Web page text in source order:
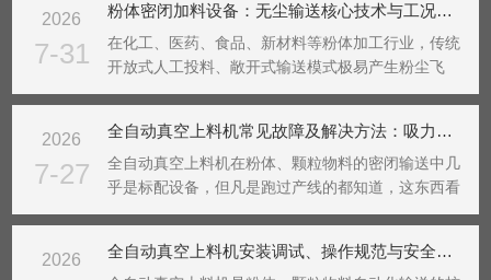
破袋不充分是传统开袋作业的常见痛点，因此吨袋开
袋站选型需重...
2026
7-31
粉体密闭加料设备：无尘输送核心技术与工况应用解析
在化工、医药、食品、新材料等粉体加工行业，传统
开放式人工投料、敞开式输送模式极易产生粉尘飞
扬，不仅造成物料损耗、原料浪费，还会引发车间粉
全隐患。粉体密闭加料设备是针对粉状、颗粒状物料
研发的封闭式...
2026
7-27
全自动真空上料机常见故障及解决方法：吸力下降、堵料、漏气怎么办？
全自动真空上料机在粉体、颗粒物料的密闭输送中几
乎是标配设备，但凡是跑过产线的都知道，这东西看
着结构简单，真闹起脾气来能把整条线逼停。尤其是
遇过，而且经常是交替出现、互相放大——吸力不够
2026 全自动真空上料机安装调试、操作规范与安全注意事项